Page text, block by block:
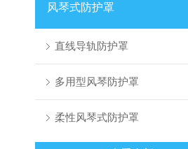
风琴式防护罩
直线导轨防护罩
多用型风琴防护罩
柔性风琴式防护罩